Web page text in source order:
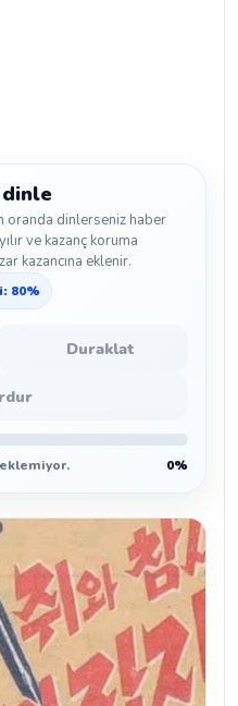
oranda dinlerseniz haber
ve kazanç koruma
kazancına eklenir.
80%
Duraklat
0%